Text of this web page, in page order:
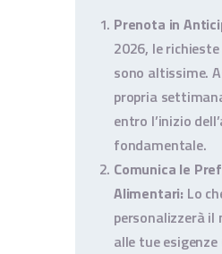
Prenota in
2026, le
sono altissime.
propria
entro l’inizio
fondamentale.
Comunica le
Alimentari: Lo
personalizzerà il
alle tue esigenze